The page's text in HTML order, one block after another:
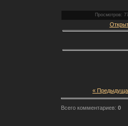
Просмотров:
«
Всего комментариев: 0